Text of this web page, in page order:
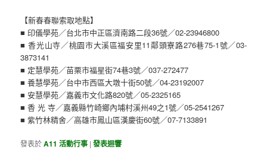
【新春春聯索取地點】
■ 印儀學苑／台北市中正區濟南路二段36號／02-23946800
■ 香光山寺／桃園市大溪區福安里11鄰頭寮路276巷75-1號／03-
3873141
■ 定慧學苑／苗栗市福星街74巷3號／037-272477
■ 養慧學苑／台中市西區大墩十街50號／04-23192007
■ 安慧學苑／嘉義市文化路820號／05-2325165
■ 香 光 寺／嘉義縣竹崎鄉內埔村溪州49之1號／05-2541267
■ 紫竹林精舍／高雄市鳳山區漢慶街60號／07-7133891
發表於A11 活動行事 |發表迴響